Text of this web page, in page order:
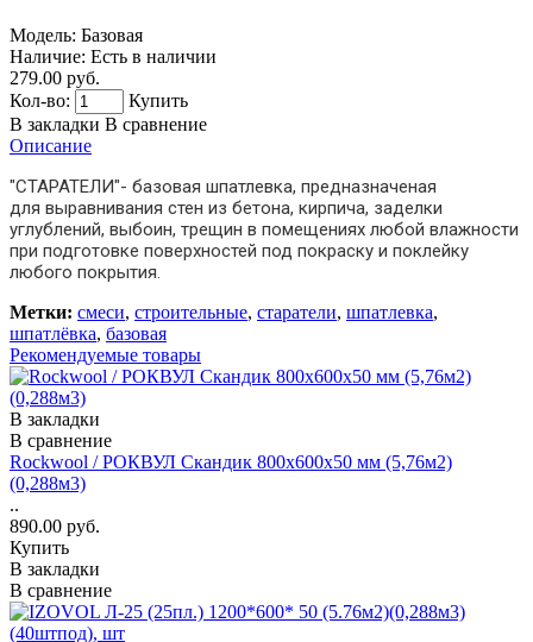
Модель: Базовая
Наличие: Есть в наличии
279.00 руб.
Кол-во:
Купить
В закладки В сравнение
Описание
"СТАРАТЕЛИ"- базовая шпатлевка, предназначеная
для выравнивания стен из бетона, кирпича, заделки
углублений, выбоин, трещин в помещениях любой влажности
при подготовке поверхностей под покраску и поклейку
любого покрытия.
Метки: смеси, строительные, старатели, шпатлевка,
шпатлёвка, базовая
Рекомендуемые товары
В закладки
В сравнение
Rockwool / РОКВУЛ Скандик 800х600х50 мм (5,76м2)
(0,288м3)
..
890.00 руб.
Купить
В закладки
В сравнение